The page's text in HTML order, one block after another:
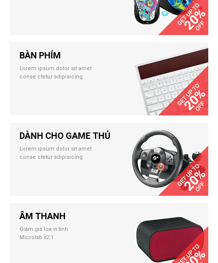
BÀN PHÍM
Lorem ipsum dolor sit amet
conse ctetur adipisicing
DÀNH CHO GAME THỦ
Lorem ipsum dolor sit amet
conse ctetur adipisicing
ÂM THANH
Giảm giá loa vi tính
Microlab x2.1